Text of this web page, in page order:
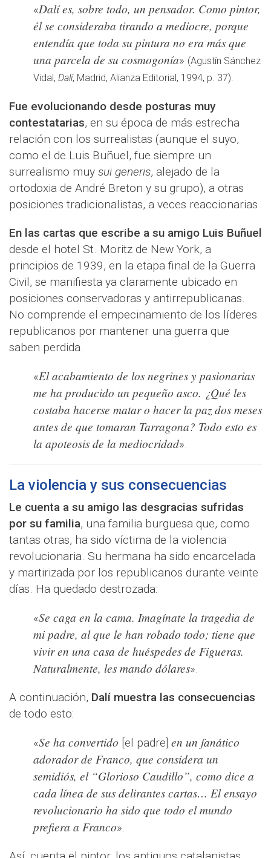
«Dalí es, sobre todo, un pensador. Como pintor,
él se consideraba tirando a mediocre, porque
entendía que toda su pintura no era más que
una parcela de su cosmogonía» (Agustín Sánchez
Vidal, Dalí, Madrid, Alianza Editorial, 1994, p. 37).
Fue evolucionando desde posturas muy
contestatarias, en su época de más estrecha
relación con los surrealistas (aunque el suyo,
como el de Luis Buñuel, fue siempre un
surrealismo muy sui generis, alejado de la
ortodoxia de André Breton y su grupo), a otras
posiciones tradicionalistas, a veces reaccionarias.
En las cartas que escribe a su amigo Luis Buñuel
desde el hotel St. Moritz de New York, a
principios de 1939, en la etapa final de la Guerra
Civil, se manifiesta ya claramente ubicado en
posiciones conservadoras y antirrepublicanas.
No comprende el empecinamiento de los líderes
republicanos por mantener una guerra que
saben perdida.
«El acabamiento de los negrines y pasionarias
me ha producido un pequeño asco. ¿Qué les
costaba hacerse matar o hacer la paz dos meses
antes de que tomaran Tarragona? Todo esto es
la apoteosis de la mediocridad».
La violencia y sus consecuencias
Le cuenta a su amigo las desgracias sufridas
por su familia, una familia burguesa que, como
tantas otras, ha sido víctima de la violencia
revolucionaria. Su hermana ha sido encarcelada
y martirizada por los republicanos durante veinte
días. Ha quedado destrozada:
«Se caga en la cama. Imagínate la tragedia de
mi padre, al que le han robado todo; tiene que
vivir en una casa de huéspedes de Figueras.
Naturalmente, les mando dólares».
A continuación, Dalí muestra las consecuencias
de todo esto:
«Se ha convertido [el padre] en un fanático
adorador de Franco, que considera un
semidiós, el “Glorioso Caudillo”, como dice a
cada línea de sus delirantes cartas… El ensayo
revolucionario ha sido que todo el mundo
prefiera a Franco».